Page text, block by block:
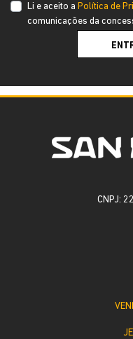
Li e aceito a Política de
comunicações da
CNPJ: